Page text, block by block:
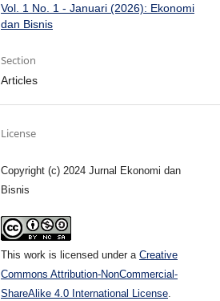
Vol. 1 No. 1 - Januari (2026): Ekonomi
dan Bisnis
Section
Articles
License
Copyright (c) 2024 Jurnal Ekonomi dan
Bisnis
This work is licensed under aCreative
Commons Attribution-NonCommercial-
ShareAlike 4.0 International License